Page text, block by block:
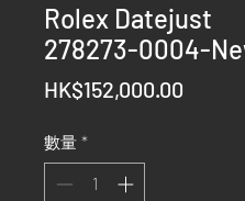
Rolex Datejust
278273-0004-
HK$152,000.00
數量 *